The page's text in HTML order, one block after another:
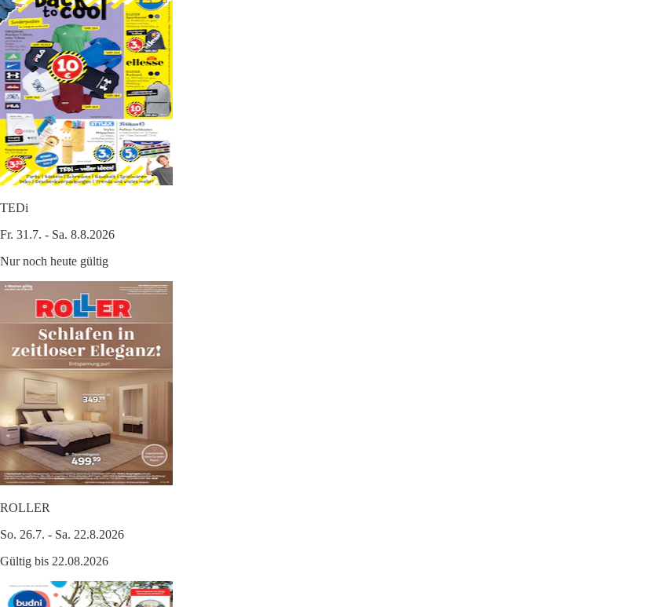
TEDi
Fr. 31.7. - Sa. 8.8.2026
Nur noch heute gültig
ROLLER
So. 26.7. - Sa. 22.8.2026
Gültig bis 22.08.2026